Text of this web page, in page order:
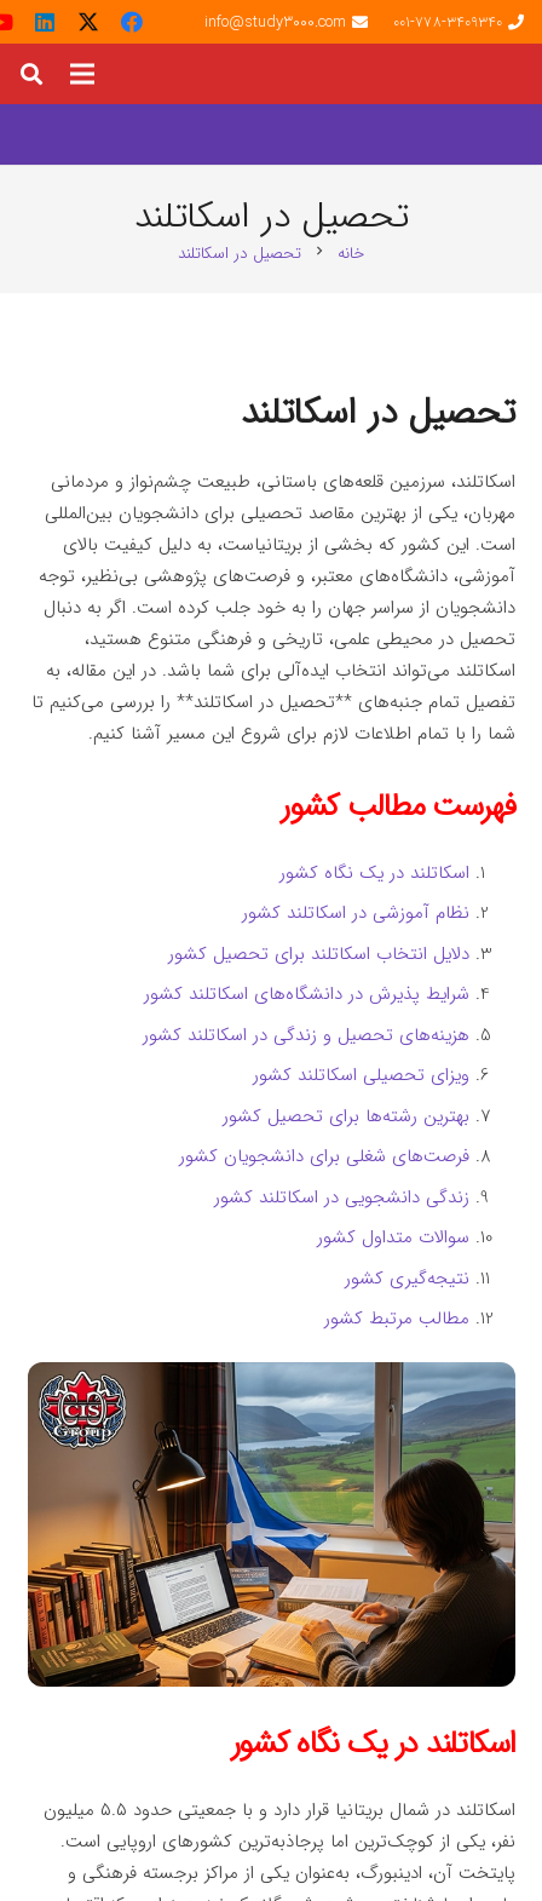
001-778-3409340
info@study3000.com
تحصیل در اسکاتلند
خانه chevron_right تحصیل در اسکاتلند
تحصیل در اسکاتلند
اسکاتلند، سرزمین قلعه‌های باستانی، طبیعت چشم‌نواز و مردمانی
مهربان، یکی از بهترین مقاصد تحصیلی برای دانشجویان بین‌المللی
است. این کشور که بخشی از بریتانیاست، به دلیل کیفیت بالای
آموزشی، دانشگاه‌های معتبر، و فرصت‌های پژوهشی بی‌نظیر، توجه
دانشجویان از سراسر جهان را به خود جلب کرده است. اگر به دنبال
تحصیل در محیطی علمی، تاریخی و فرهنگی متنوع هستید،
اسکاتلند می‌تواند انتخاب ایده‌آلی برای شما باشد. در این مقاله، به
تفصیل تمام جنبه‌های **تحصیل در اسکاتلند** را بررسی می‌کنیم تا
شما را با تمام اطلاعات لازم برای شروع این مسیر آشنا کنیم.
فهرست مطالب کشور
اسکاتلند در یک نگاه کشور
نظام آموزشی در اسکاتلند کشور
دلایل انتخاب اسکاتلند برای تحصیل کشور
شرایط پذیرش در دانشگاه‌های اسکاتلند کشور
هزینه‌های تحصیل و زندگی در اسکاتلند کشور
ویزای تحصیلی اسکاتلند کشور
بهترین رشته‌ها برای تحصیل کشور
فرصت‌های شغلی برای دانشجویان کشور
زندگی دانشجویی در اسکاتلند کشور
سوالات متداول کشور
نتیجه‌گیری کشور
مطالب مرتبط کشور
اسکاتلند در یک نگاه کشور
اسکاتلند در شمال بریتانیا قرار دارد و با جمعیتی حدود ۵.۵ میلیون
نفر، یکی از کوچک‌ترین اما پرجاذبه‌ترین کشورهای اروپایی است.
پایتخت آن، ادینبورگ، به‌عنوان یکی از مراکز برجسته فرهنگی و